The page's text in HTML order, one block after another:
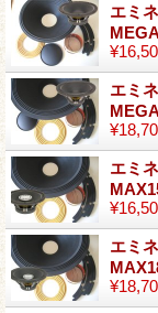
エミ
エミ
エミ
エミ